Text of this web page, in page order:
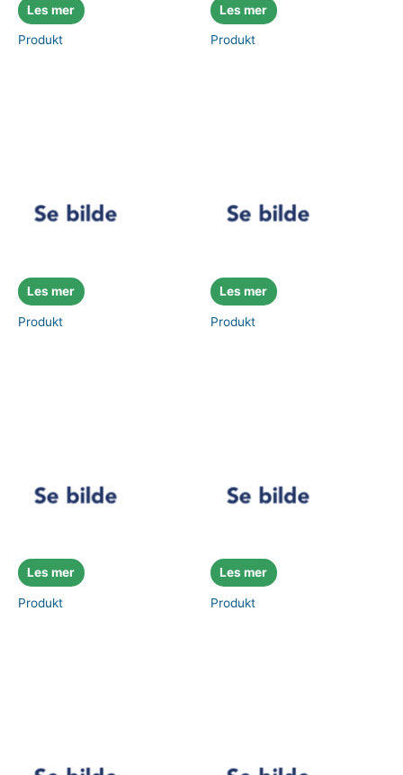
Les mer
Produkt
Les mer
Produkt
Les mer
Produkt
Les mer
Produkt
Les mer
Produkt
Les mer
Produkt